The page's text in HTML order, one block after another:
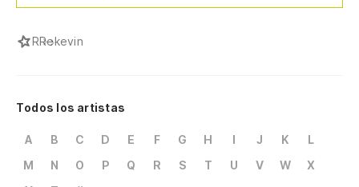
RRekevin
Todos los artistas
A B C D E F G H I J K
L
M
N O P Q R S T U V W
X